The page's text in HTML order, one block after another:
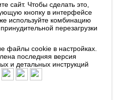
сайт. Чтобы сделать это,
кнопку в интерфейсе
используйте комбинацию
перезагрузки
файлы cookie в настройках.
последняя версия
и детальных инструкций